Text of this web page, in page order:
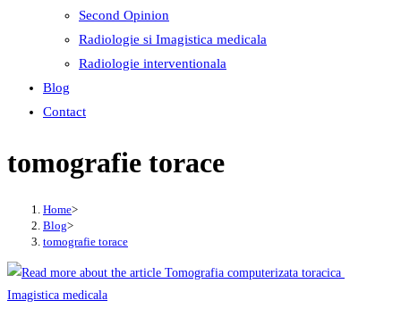
Second Opinion
Radiologie si Imagistica medicala
Radiologie interventionala
Blog
Contact
tomografie torace
Home>
Blog>
tomografie torace
Imagistica medicala